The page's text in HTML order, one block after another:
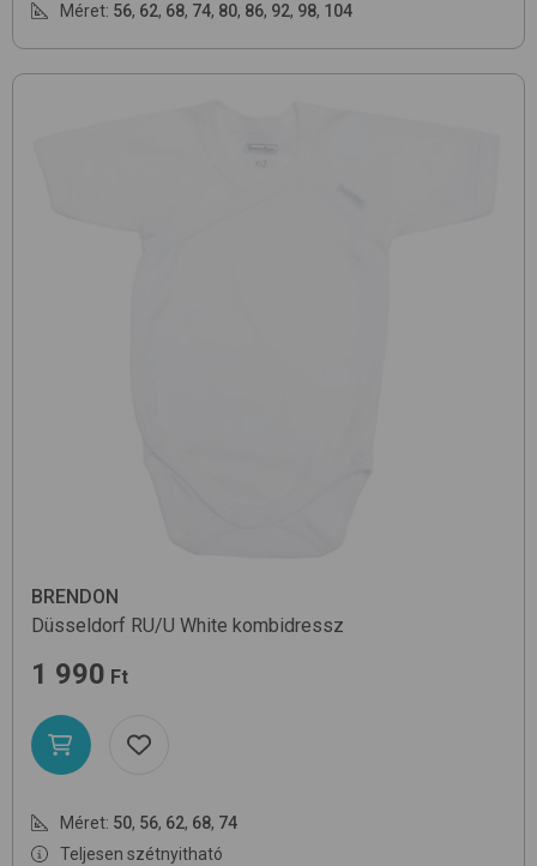
Méret: 56, 62, 68, 74, 80, 86, 92, 98, 104
BRENDON
Düsseldorf RU/U White kombidressz
1 990 Ft
Méret: 50, 56, 62, 68, 74
Teljesen szétnyitható